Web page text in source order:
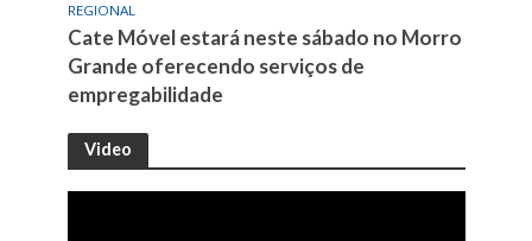
REGIONAL
Cate Móvel estará neste sábado no Morro
Grande oferecendo serviços de
empregabilidade
Video